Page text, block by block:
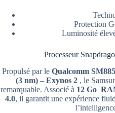
Protection
Luminosité
Processeur
Propulsé par le Qualcomm
(3 nm) – Exynos 2 , le
remarquable. Associé à 12 Go
4.0, il garantit une expérience